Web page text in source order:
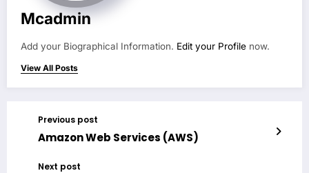
Mcadmin
Add your Biographical Information. Edit your Profile now.
View All Posts
Previous post
Amazon Web Services (AWS)
Next post